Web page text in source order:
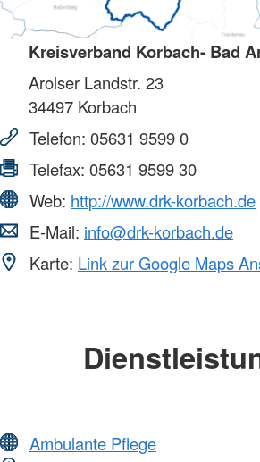
Kreisverband Korbach- Bad
Arolser Landstr. 23
34497 Korbach
Telefon: 05631 9599 0
Telefax: 05631 9599 30
Web: http://www.drk-korbach.de
E-Mail: info@drk-korbach.de
Karte: Link zur Google Maps
Ambulante Pflege